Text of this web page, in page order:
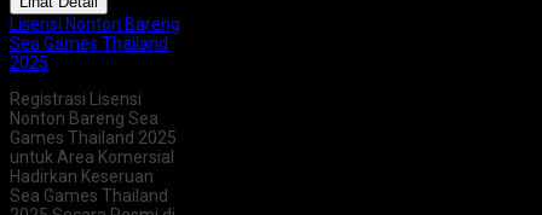
Lisensi Nonton Bareng
Sea Games Thailand
2025
Registrasi Lisensi
Nonton Bareng Sea
Games Thailand 2025
untuk Area Komersial
Hadirkan Keseruan
Sea Games Thailand